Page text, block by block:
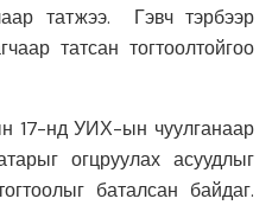
татжээ. Гэвч тэрбээр
татсан тогтоолтойгоо
17-нд УИХ-ын чуулганаар
огцруулах асуудлыг
баталсан байдаг.